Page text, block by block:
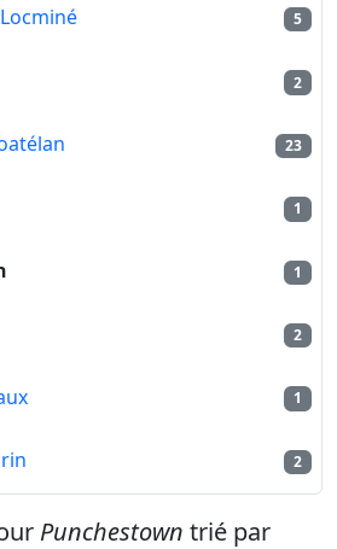
5
2
23
1
1
2
1
2
Punchestown trié par